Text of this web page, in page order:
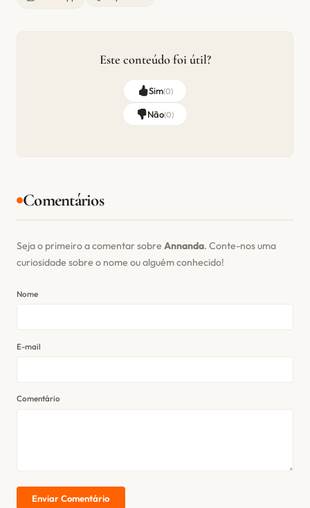
Este conteúdo foi útil?
Sim(0)
Não(0)
Comentários
Seja o primeiro a comentar sobre Annanda. Conte-nos uma
curiosidade sobre o nome ou alguém conhecido!
Nome
E-mail
Comentário
Enviar Comentário